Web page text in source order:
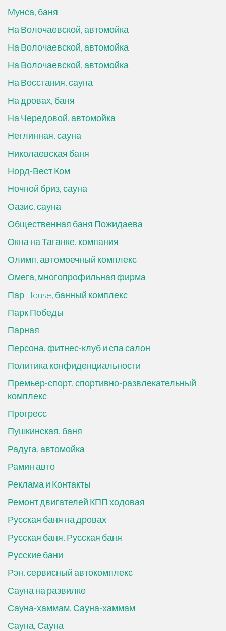
Мунса, баня
На Волочаевской, автомойка
На Волочаевской, автомойка
На Волочаевской, автомойка
На Восстания, сауна
На дровах, баня
На Чередовой, автомойка
Неглинная, сауна
Николаевская баня
Норд-Вест Ком
Ночной бриз, сауна
Оазис, сауна
Общественная баня Пожидаева
Окна на Таганке, компания
Олимп, автомоечный комплекс
Омега, многопрофильная фирма
Пар House, банный комплекс
Парк Победы
Парная
Персона, фитнес-клуб и спа салон
Политика конфиденциальности
Премьер-спорт, спортивно-развлекательный
комплекс
Прогресс
Пушкинская, баня
Радуга, автомойка
Рамин авто
Реклама и Контакты
Ремонт двигателей КПП ходовая
Русская баня на дровах
Русская баня, Русская баня
Русские бани
Рэн, сервисный автокомплекс
Сауна на развилке
Сауна-хаммам, Сауна-хаммам
Сауна, Сауна